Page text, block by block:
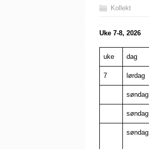
Kollekt
Uke 7-8, 2026
uke dag
7 lørdag
søndag
søndag
søndag